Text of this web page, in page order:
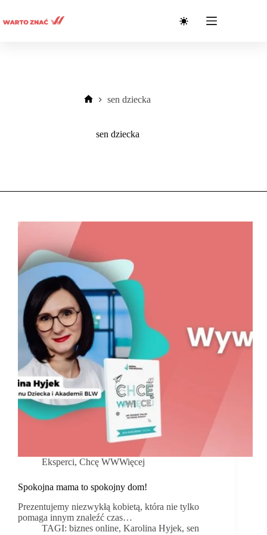
treści
sen dziecka
sen dziecka
Eksperci, Chcę WWWięcej
Spokojna mama to spokojny dom!
Prezentujemy niezwykłą kobietą, która nie tylko
pomaga innym znaleźć czas…
TAGI: biznes online,Karolina Hyjek,sen